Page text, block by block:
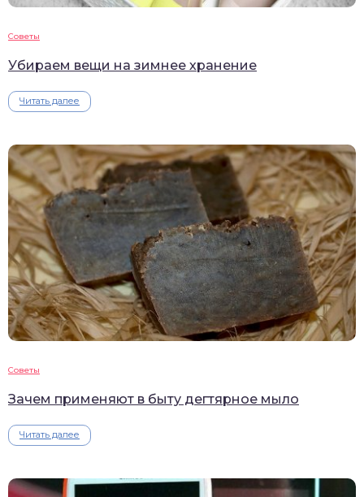
Советы
Убираем вещи на зимнее хранение
Читать далее
Советы
Зачем применяют в быту дегтярное мыло
Читать далее